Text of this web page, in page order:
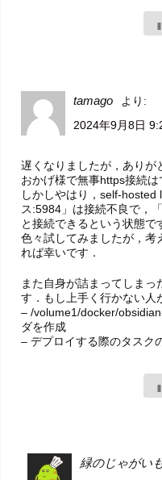
tamago
より:
2024年9月8日
遅くなりましたが，ありが
おかげ様で無事https接続は
しかしやはり，self-hosted
ス:5984」は接続不良で，
と接続できるという状態で
色々試してみましたが，考
れば幸いです．
また自身が詰まってしまっ
す．もし上手く行かない人
– /volume1/docker/
ダを作成
– デプロイする際のタスク
緑のじゃがい